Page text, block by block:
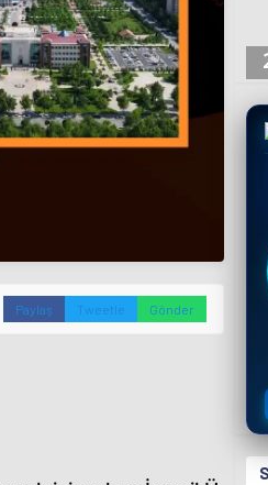
Paylaş Tweetle Gönder